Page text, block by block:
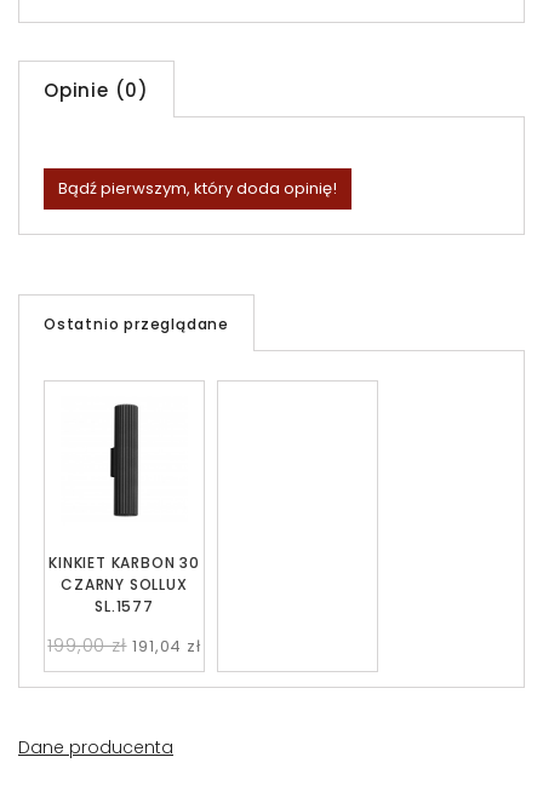
Opinie (0)
Bądź pierwszym, który doda opinię!
Ostatnio przeglądane
KINKIET KARBON 30
CZARNY SOLLUX
SL.1577
199,00 zł 191,04 zł
Dane producenta